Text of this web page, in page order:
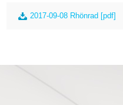
2017-09-08 Rhönrad [pdf]